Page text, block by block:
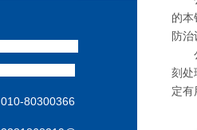
010-80300366
的本
防治
公
刻处
定有